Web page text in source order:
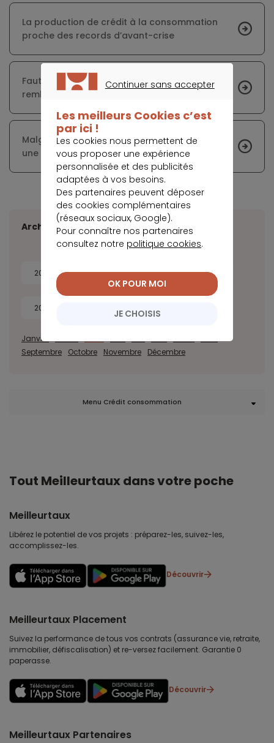
La production de crédit à la consommation
proche des records d’avant-crise
Faut-il souscrire un prêt personnel pour
rembourser la dette de carte de crédit ?
Malgré les sanctions américaines, 2019 a été
une année « record » pour Huaweï
Archives
2026 2025 2024 2023
2022
Janvier
Septembre
Octobre Novembre Décembre
Menu Crédit consommation
Tout Meilleurtaux dans votre poche
Meilleurtaux
Libérez le potentiel de vos projets : préparez-les, suivez-les,
accomplissez-les.
Découvrir
Meilleurtaux Placement
Suivez la performance de tous vos contrats (assurance vie, retraite,
immobilier, défiscalisation) et re-versez facilement. Garantie 0
paperasse.
Découvrir
Meilleurtaux Partenaires
Continuer sans accepter
Les meilleurs Cookies c’est
par ici !
Les cookies nous permettent de
vous proposer une expérience
personnalisée et des publicités
adaptées à vos besoins.
Des partenaires peuvent déposer
des cookies complémentaires
(réseaux sociaux, Google).
Pour connaître nos partenaires
consultez notre politique cookies.
JE CHOISIS
OK POUR MOI